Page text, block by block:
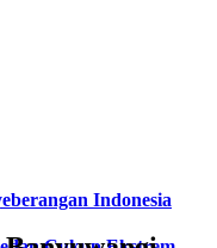
Indonesia